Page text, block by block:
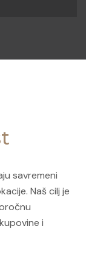
savremeni
Naš cilj je
i